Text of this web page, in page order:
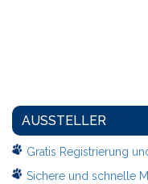
AUSSTELLER
Gratis Registrierung
Sichere und schnelle